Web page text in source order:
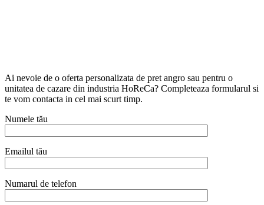
Ai nevoie de o oferta personalizata de pret angro sau pentru o
unitatea de cazare din industria HoReCa? Completeaza formularul si
te vom contacta in cel mai scurt timp.
Numele tău
Emailul tău
Numarul de telefon